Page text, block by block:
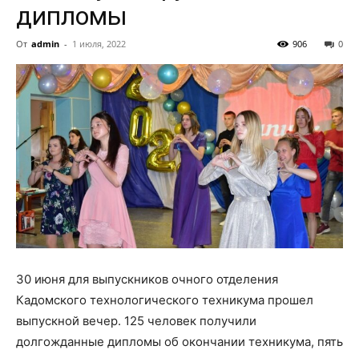
дипломы
От admin - 1 июля, 2022 0
906
30 июня для выпускников очного отделения
Кадомского технологического техникума прошел
выпускной вечер. 125 человек получили
долгожданные дипломы об окончании техникума, пять